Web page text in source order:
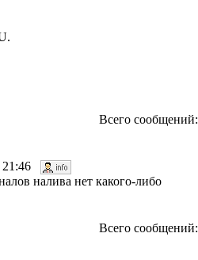
Всего сообщений:
налива нет какого-либо
Всего сообщений: